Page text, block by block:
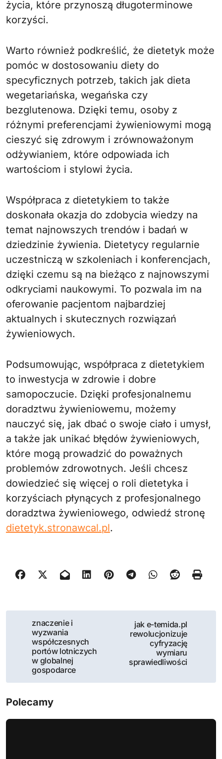
życia, które przynoszą długoterminowe
korzyści.
Warto również podkreślić, że dietetyk może
pomóc w dostosowaniu diety do
specyficznych potrzeb, takich jak dieta
wegetariańska, wegańska czy
bezglutenowa. Dzięki temu, osoby z
różnymi preferencjami żywieniowymi mogą
cieszyć się zdrowym i zrównoważonym
odżywianiem, które odpowiada ich
wartościom i stylowi życia.
Współpraca z dietetykiem to także
doskonała okazja do zdobycia wiedzy na
temat najnowszych trendów i badań w
dziedzinie żywienia. Dietetycy regularnie
uczestniczą w szkoleniach i konferencjach,
dzięki czemu są na bieżąco z najnowszymi
odkryciami naukowymi. To pozwala im na
oferowanie pacjentom najbardziej
aktualnych i skutecznych rozwiązań
żywieniowych.
Podsumowując, współpraca z dietetykiem
to inwestycja w zdrowie i dobre
samopoczucie. Dzięki profesjonalnemu
doradztwu żywieniowemu, możemy
nauczyć się, jak dbać o swoje ciało i umysł,
a także jak unikać błędów żywieniowych,
które mogą prowadzić do poważnych
problemów zdrowotnych. Jeśli chcesz
dowiedzieć się więcej o roli dietetyka i
korzyściach płynących z profesjonalnego
doradztwa żywieniowego, odwiedź stronę
dietetyk.stronawcal.pl.
i
g
a
znaczenie i
wyzwania
współczesnych
portów lotniczych
w globalnej
gospodarce
jak e-temida.pl
rewolucjonizuje
cyfryzację
wymiaru
sprawiedliwości
Polecamy